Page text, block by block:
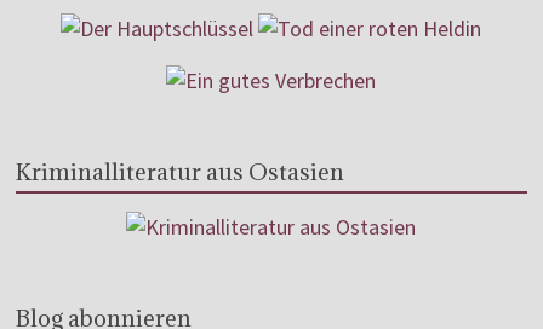
Kriminalliteratur aus Ostasien
Blog abonnieren